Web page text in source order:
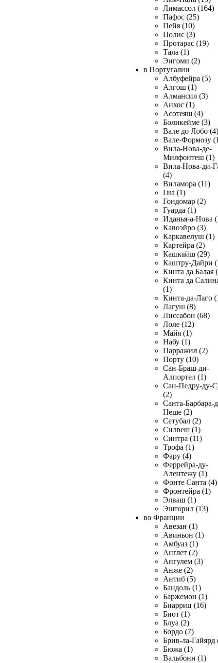
Лимассол (164)
Пафос (25)
Пейя (10)
Полис (3)
Протарас (19)
Тала (1)
Энгоми (2)
в Португалии
Албуфейра (5)
Алгош (1)
Алмансил (3)
Анхос (1)
Асотеяш (4)
Боликейме (3)
Вале до Лобо (4)
Вале-Формозу
Вила-Нова-де-
Милфонтеш (1)
Вила-Нова-ди-
(4)
Виламора (11)
Гиа (1)
Гондомар (2)
Гуарда (1)
Иданья-а-Нова
Кавоэйро (3)
Каркавелуш (1)
Картейра (2)
Кашкайш (29)
Каштру-Дайри
Кинта да Балая
Кинта да
(1)
Кинта-да-Лаго
Лагуш (8)
Лиссабон (68)
Лоле (12)
Майя (1)
Набу (1)
Парражил (2)
Порту (10)
Сан-Браш-ди-
Алпортел (1)
Сан-Педру-ду-
(2)
Санта-Барбара-
Неше (2)
Сетубал (2)
Силвеш (1)
Синтра (11)
Трофа (1)
Фару (4)
Феррейра-ду-
Алентежу (1)
Фонте Санта (4)
Фронтейра (1)
Элваш (1)
Эшторил (13)
во Франции
Авезан (1)
Авиньон (1)
Амбуаз (1)
Англет (2)
Ангулем (3)
Анже (2)
Антиб (5)
Бандоль (1)
Баржемон (1)
Биарриц (16)
Биот (1)
Блуа (2)
Бордо (7)
Брив-ла-Гайярд
Бюжа (1)
Вальбонн (1)